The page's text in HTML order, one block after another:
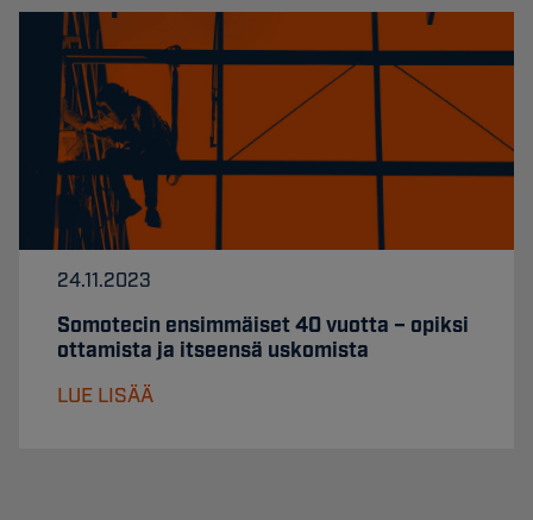
24.11.2023
Somotecin ensimmäiset 40 vuotta – opiksi
ottamista ja itseensä uskomista
LUE LISÄÄ